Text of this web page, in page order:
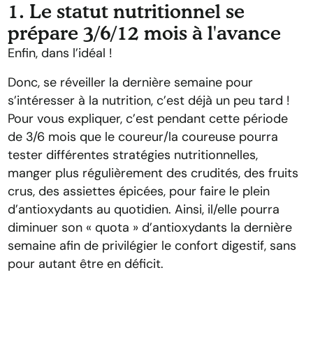
1. Le statut nutritionnel se
prépare 3/6/12 mois à l'avance
Enfin, dans l’idéal !
Donc, se réveiller la dernière semaine pour
s’intéresser à la nutrition, c’est déjà un peu tard !
Pour vous expliquer, c’est pendant cette période
de 3/6 mois que le coureur/la coureuse pourra
tester différentes stratégies nutritionnelles,
manger plus régulièrement des crudités, des fruits
crus, des assiettes épicées, pour faire le plein
d’antioxydants au quotidien. Ainsi, il/elle pourra
diminuer son « quota » d’antioxydants la dernière
semaine afin de privilégier le confort digestif, sans
pour autant être en déficit.